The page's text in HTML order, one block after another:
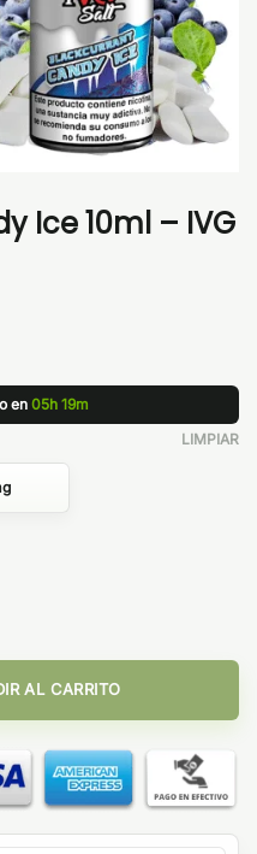
Ice 10ml – IVG
en 05h 19m
LIMPIAR
Salt cantidad
AL CARRITO